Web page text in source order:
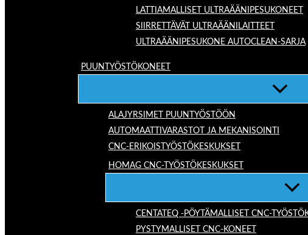
LATTIAMALLISET ULTRAÄÄNIPESUKONEET
SIIRRETTÄVÄT ULTRAÄÄNILAITTEET
ULTRAÄÄNIPESUKONE AUTOCLEAN-SARJA
PUUNTYÖSTÖKONEET
ALAJYRSIMET PUUNTYÖSTÖÖN
AUTOMAATTIVARASTOT JA MEKANISOINTI
CNC-ERIKOISTYÖSTÖKESKUKSET
HOMAG CNC-TYÖSTÖKESKUKSET
CENTATEQ -PÖYTÄMALLISET CNC-
PYSTYMALLISET CNC-KONEET